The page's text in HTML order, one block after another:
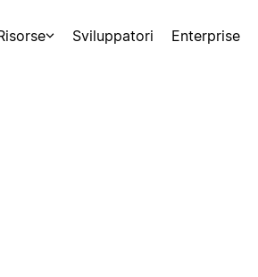
Sviluppatori Enterprise